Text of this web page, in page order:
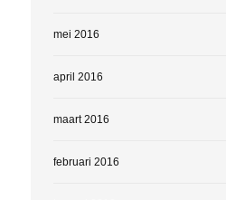
mei 2016
april 2016
maart 2016
februari 2016